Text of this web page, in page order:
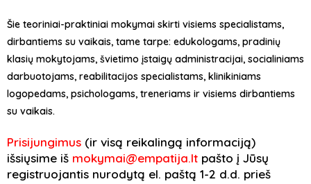
Šie teoriniai-praktiniai mokymai skirti visiems specialistams,
dirbantiems su vaikais, tame tarpe: edukologams, pradinių
klasių mokytojams, švietimo įstaigų administracijai, socialiniams
darbuotojams, reabilitacijos specialistams, klinikiniams
logopedams, psichologams, treneriams ir visiems dirbantiems
su vaikais.
Prisijungimus (ir visą reikalingą informaciją)
išsiųsime iš mokymai@empatija.lt pašto į Jūsų
registruojantis nurodytą el. paštą 1-2 d.d. prieš